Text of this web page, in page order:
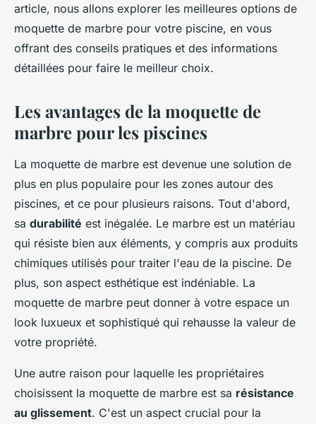
article, nous allons explorer les meilleures options de
moquette de marbre pour votre piscine, en vous
offrant des conseils pratiques et des informations
détaillées pour faire le meilleur choix.
Les avantages de la moquette de
marbre pour les piscines
La moquette de marbre est devenue une solution de
plus en plus populaire pour les zones autour des
piscines, et ce pour plusieurs raisons. Tout d'abord,
sa durabilité est inégalée. Le marbre est un matériau
qui résiste bien aux éléments, y compris aux produits
chimiques utilisés pour traiter l'eau de la piscine. De
plus, son aspect esthétique est indéniable. La
moquette de marbre peut donner à votre espace un
look luxueux et sophistiqué qui rehausse la valeur de
votre propriété.
Une autre raison pour laquelle les propriétaires
choisissent la moquette de marbre est sa résistance
au glissement. C'est un aspect crucial pour la